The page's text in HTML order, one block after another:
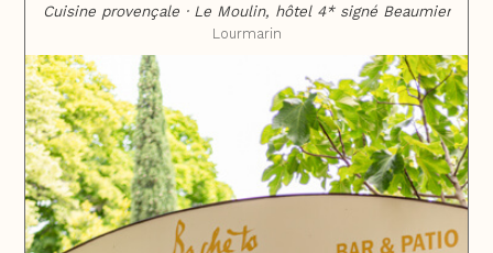
Cuisine provençale · Le Moulin, hôtel 4* signé Beaumier
Lourmarin